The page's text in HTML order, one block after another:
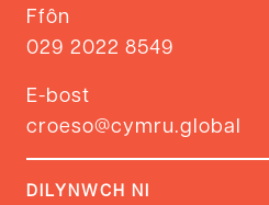
Ffôn
029 2022 8549
E-bost
croeso@cymru.global
DILYNWCH NI